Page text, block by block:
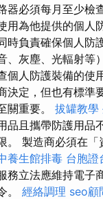
器必須每月至少檢
用為他提供的個人
時負責確保個人防
、灰塵、光輻射等
個人防護裝備的使
決定，但也有標準
關重要。 拔罐教學
品且攜帶防護用品
。 製造商必須在
養生館排毒 台胞證
務立法應維持電子
。 經絡調理 seo顧